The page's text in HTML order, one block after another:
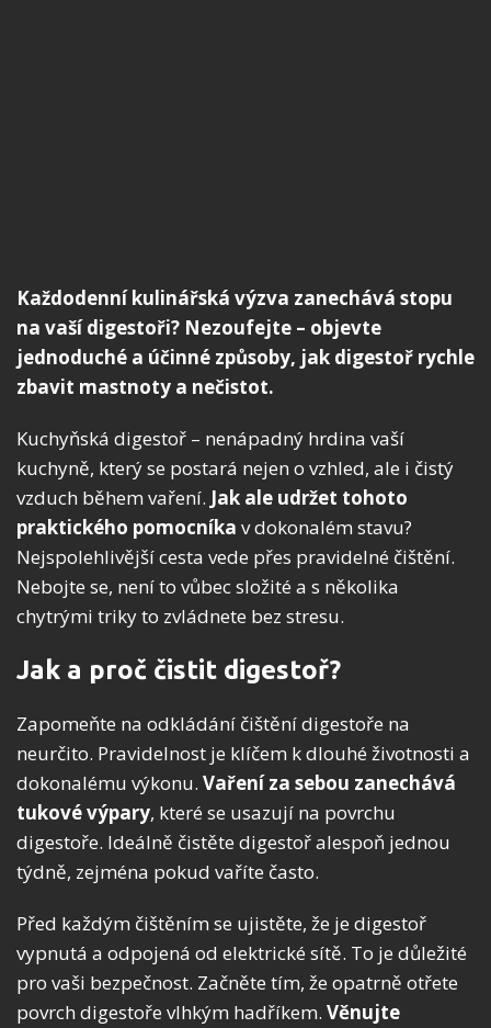
Každodenní kulinářská výzva zanechává stopu
na vaší digestoři? Nezoufejte – objevte
jednoduché a účinné způsoby, jak digestoř rychle
zbavit mastnoty a nečistot.
Kuchyňská digestoř – nenápadný hrdina vaší
kuchyně, který se postará nejen o vzhled, ale i čistý
vzduch během vaření. Jak ale udržet tohoto
praktického pomocníka v dokonalém stavu?
Nejspolehlivější cesta vede přes pravidelné čištění.
Nebojte se, není to vůbec složité a s několika
chytrými triky to zvládnete bez stresu.
Jak a proč čistit digestoř?
Zapomeňte na odkládání čištění digestoře na
neurčito. Pravidelnost je klíčem k dlouhé životnosti a
dokonalému výkonu. Vaření za sebou zanechává
tukové výpary, které se usazují na povrchu
digestoře. Ideálně čistěte digestoř alespoň jednou
týdně, zejména pokud vaříte často.
Před každým čištěním se ujistěte, že je digestoř
vypnutá a odpojená od elektrické sítě. To je důležité
pro vaši bezpečnost. Začněte tím, že opatrně otřete
povrch digestoře vlhkým hadříkem. Věnujte